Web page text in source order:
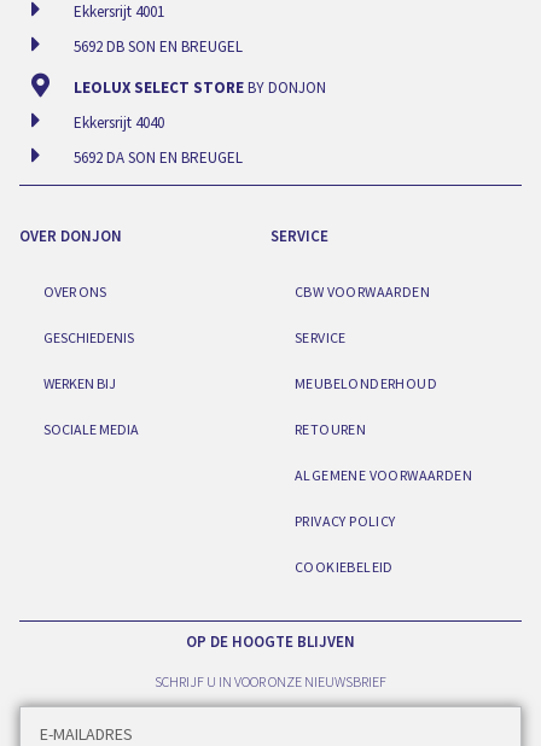
Ekkersrijt 4001
5692 DB SON EN BREUGEL
LEOLUX SELECT STOREBY DONJON
Ekkersrijt 4040
5692 DA SON EN BREUGEL
OVER DONJON
OVER ONS
GESCHIEDENIS
WERKEN BIJ
SOCIALE MEDIA
SERVICE
CBW VOORWAARDEN
SERVICE
MEUBELONDERHOUD
RETOUREN
ALGEMENE VOORWAARDEN
PRIVACY POLICY
COOKIEBELEID
OP DE HOOGTE BLIJVEN
SCHRIJF U IN VOOR ONZE NIEUWSBRIEF